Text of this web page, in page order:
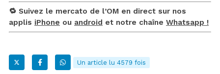
🔁 Suivez le mercato de l’OM en direct sur nos
applis iPhone ou android et notre chaîne Whatsapp !
Un article lu 4579 fois